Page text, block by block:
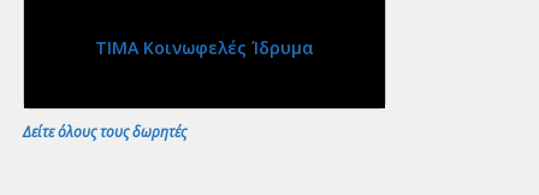
ΤΙΜΑ Κοινωφελές Ίδρυμα
Δείτε όλους τους δωρητές